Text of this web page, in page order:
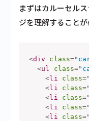
まずはカルーセル
ジを理解することが
<div class="
<ul class="
<li class="
<li class="
<li class="
<li class="
<li class="